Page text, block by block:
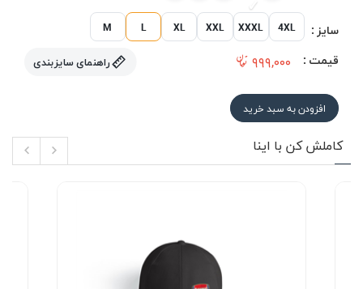
سایز : M L XL XXL XXXL 4XL
قیمت : ۹۹۹,۰۰۰ راهنمای سایزبندی
افزودن به سبد خرید
کاملش کن با اینا